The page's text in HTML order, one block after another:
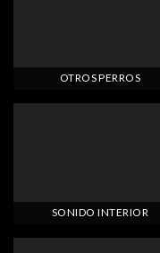
OTROS PERROS
SONIDO INTERIOR